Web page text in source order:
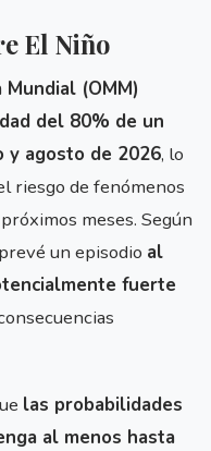
El Niño
(OMM)
del 80% de un
y agosto de 2026, lo
riesgo de fenómenos
meses. Según
un episodio al
fuerte
las probabilidades
al menos hasta